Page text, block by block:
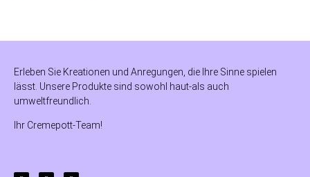
Erleben Sie Kreationen und Anregungen, die Ihre Sinne spielen
lässt. Unsere Produkte sind sowohl haut-als auch
umweltfreundlich.
Ihr Cremepott-Team!